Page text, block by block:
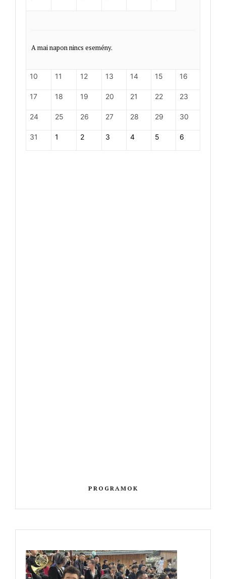
A mai napon nincs esemény.
10 11 12 13 14 15 16
17 18 19 20 21 22 23
24 25 26 27 28 29 30
31 1 2 3 4 5 6
PROGRAMOK